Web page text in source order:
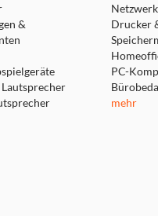
&
Netzwerk
Drucker
PC-
mehr